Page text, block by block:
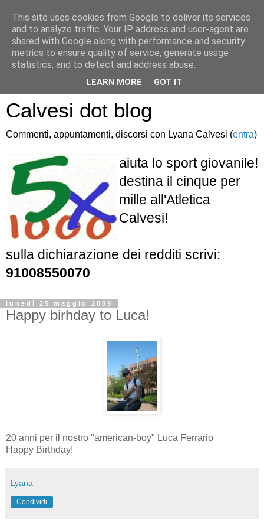
Atletica Sandro
Calvesi dot blog
Commenti, appuntamenti, discorsi con Lyana Calvesi (entra)
aiuta lo sport giovanile!
destina il cinque per
mille all'Atletica
Calvesi!
sulla dichiarazione dei redditi scrivi:
91008550070
lunedì 25 maggio 2009
Happy birhday to Luca!
20 anni per il nostro "american-boy" Luca Ferrario
Happy Birthday!
Lyana
Condividi
This site uses cookies from Google to deliver its services
and to analyze traffic. Your IP address and user-agent are
shared with Google along with performance and security
metrics to ensure quality of service, generate usage
statistics, and to detect and address abuse.
LEARN MORE GOT IT